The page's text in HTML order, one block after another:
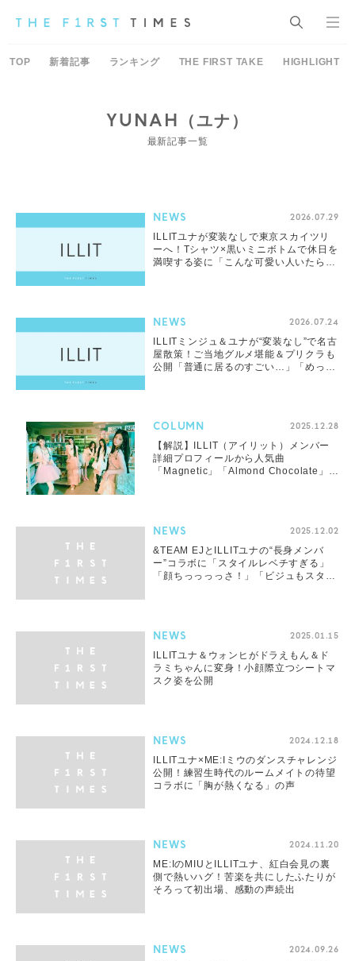
TOP 新着記事 ランキング THE FIRST TAKE HIGHLIGHT
YUNAH（ユナ）
最新記事一覧
NEWS 2026.07.29
ILLITユナが変装なしで東京スカイツリ
ーへ！Tシャツ×黒いミニボトムで休日を
満喫する姿に「こんな可愛い人いたら気
NEWS 2026.07.24
ILLITミンジュ＆ユナが“変装なし”で名古
屋散策！ご当地グルメ堪能＆プリクラも
公開「普通に居るのすごい…」「めっち
COLUMN 2025.12.28
【解説】ILLIT（アイリット）メンバー
詳細プロフィールから人気曲
「Magnetic」「Almond Chocolate」、
NEWS 2025.12.02
&TEAM EJとILLITユナの“長身メンバ
ー”コラボに「スタイルレベチすぎる」
「顔ちっっっっさ！」「ビジュもスタイ
NEWS 2025.01.15
ILLITユナ＆ウォンヒがドラえもん＆ド
ラミちゃんに変身！小顔際立つシートマ
スク姿を公開
NEWS 2024.12.18
ILLITユナ×ME:Iミウのダンスチャレンジ
公開！練習生時代のルームメイトの待望
コラボに「胸が熱くなる」の声
NEWS 2024.11.20
ME:IのMIUとILLITユナ、紅白会見の裏
側で熱いハグ！苦楽を共にしたふたりが
そろって初出場、感動の声続出
NEWS 2024.09.26